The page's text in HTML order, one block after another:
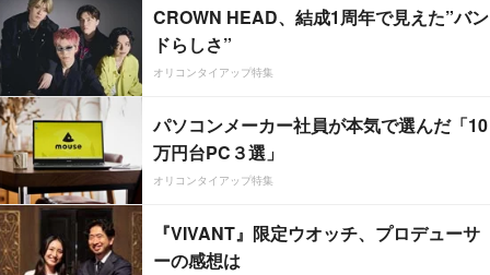
CROWN HEAD、結成1周年で見えた”バン
ドらしさ”
オリコンタイアップ特集
パソコンメーカー社員が本気で選んだ「10
万円台PC３選」
オリコンタイアップ特集
『VIVANT』限定ウオッチ、プロデューサ
ーの感想は